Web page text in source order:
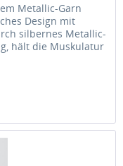
Metallic-Garn
Design mit
silbernes Metallic-
hält die Muskulatur